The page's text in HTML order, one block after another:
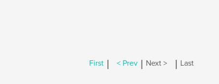
First | < Prev | Next > | Last